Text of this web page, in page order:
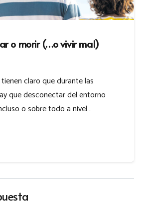
o morir (…o vivir mal)
claro que durante las
que desconectar del entorno
o sobre todo a nivel…